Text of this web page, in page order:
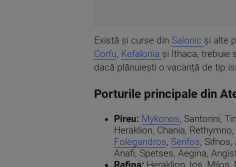
Există și curse din Salonic și alte
Corfu, Kefalonia și Ithaca, trebuie
dacă plănuiești o vacanță de tip
Porturile principale din
Pireu: Mykonos, Santorini,
Heraklion, Chania,
Folegandros, Serifos,
Anafi, Spetses, Aegina,